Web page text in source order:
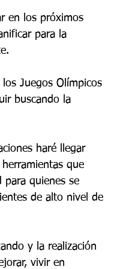
en los próximos
para la
Juegos Olímpicos
buscando la
haré llegar
que
para quienes se
de alto nivel de
y la realización
vivir en